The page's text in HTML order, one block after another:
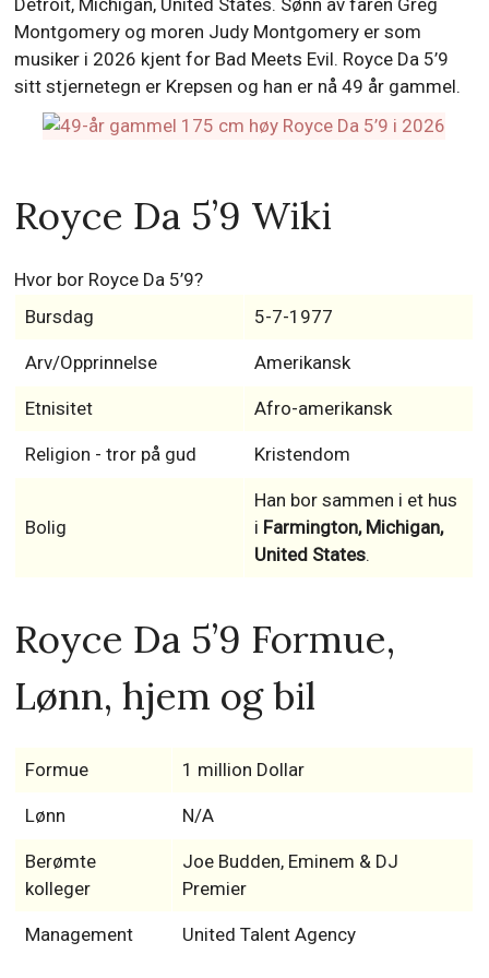
Detroit, Michigan, United States. Sønn av faren Greg
Montgomery og moren Judy Montgomery er som
musiker i 2026 kjent for Bad Meets Evil. Royce Da 5’9
sitt stjernetegn er Krepsen og han er nå 49 år gammel.
Royce Da 5’9 Wiki
Hvor bor Royce Da 5’9?
Bursdag
5-7-1977
Arv/Opprinnelse Amerikansk
Etnisitet Afro-amerikansk
Religion - tror på gud Kristendom
Bolig
Han bor sammen i et hus
i Farmington, Michigan,
United States.
Royce Da 5’9 Formue,
Lønn, hjem og bil
Formue 1 million Dollar
Lønn N/A
Berømte
kolleger
Joe Budden, Eminem & DJ
Premier
Management United Talent Agency